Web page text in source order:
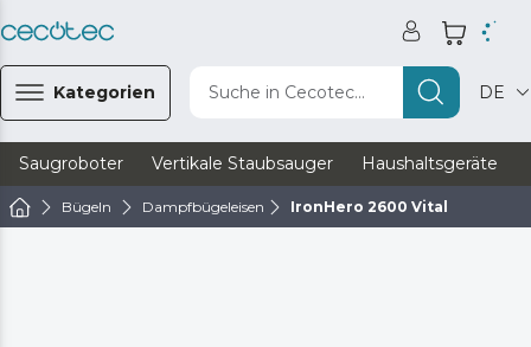
Kategorien Suche in Cecotec... DE
Saugroboter Vertikale Staubsauger Haushaltsgeräte
Bügeln Dampfbügeleisen IronHero 2600 Vital